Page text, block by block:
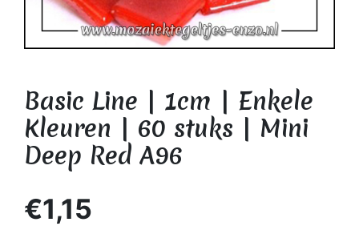
Basic Line | 1cm | Enkele
Kleuren | 60 stuks | Mini
Deep Red A96
€1,15